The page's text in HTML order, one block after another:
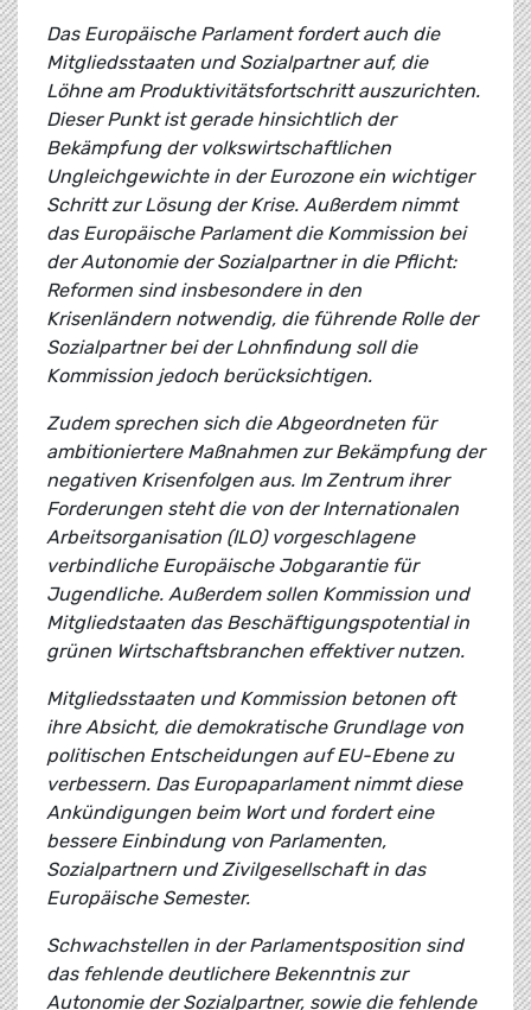
Das Europäische Parlament fordert auch die
Mitgliedsstaaten und Sozialpartner auf, die
Löhne am Produktivitätsfortschritt auszurichten.
Dieser Punkt ist gerade hinsichtlich der
Bekämpfung der volkswirtschaftlichen
Ungleichgewichte in der Eurozone ein wichtiger
Schritt zur Lösung der Krise. Außerdem nimmt
das Europäische Parlament die Kommission bei
der Autonomie der Sozialpartner in die Pflicht:
Reformen sind insbesondere in den
Krisenländern notwendig, die führende Rolle der
Sozialpartner bei der Lohnfindung soll die
Kommission jedoch berücksichtigen.
Zudem sprechen sich die Abgeordneten für
ambitioniertere Maßnahmen zur Bekämpfung der
negativen Krisenfolgen aus. Im Zentrum ihrer
Forderungen steht die von der Internationalen
Arbeitsorganisation (ILO) vorgeschlagene
verbindliche Europäische Jobgarantie für
Jugendliche. Außerdem sollen Kommission und
Mitgliedstaaten das Beschäftigungspotential in
grünen Wirtschaftsbranchen effektiver nutzen.
Mitgliedsstaaten und Kommission betonen oft
ihre Absicht, die demokratische Grundlage von
politischen Entscheidungen auf EU-Ebene zu
verbessern. Das Europaparlament nimmt diese
Ankündigungen beim Wort und fordert eine
bessere Einbindung von Parlamenten,
Sozialpartnern und Zivilgesellschaft in das
Europäische Semester.
Schwachstellen in der Parlamentsposition sind
das fehlende deutlichere Bekenntnis zur
Autonomie der Sozialpartner, sowie die fehlende